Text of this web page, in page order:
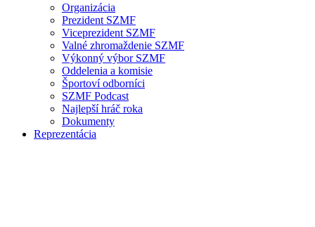
Organizácia
Prezident SZMF
Viceprezident SZMF
Valné zhromaždenie SZMF
Výkonný výbor SZMF
Oddelenia a komisie
Športoví odborníci
SZMF Podcast
Najlepší hráč roka
Dokumenty
Reprezentácia